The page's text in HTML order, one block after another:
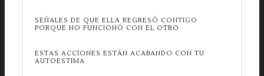
SEÑALES DE QUE ELLA REGRESÓ CONTIGO
PORQUE NO FUNCIONÓ CON EL OTRO
ESTAS ACCIONES ESTÁN ACABANDO CON TU
AUTOESTIMA